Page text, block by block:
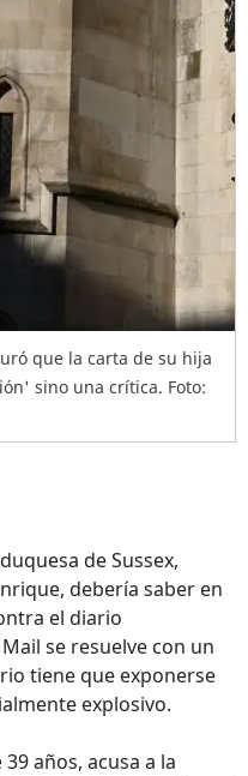
que la carta de su hija
sino una crítica. Foto:
de Sussex,
debería saber en
el diario
se resuelve con un
tiene que exponerse
explosivo.
años, acusa a la